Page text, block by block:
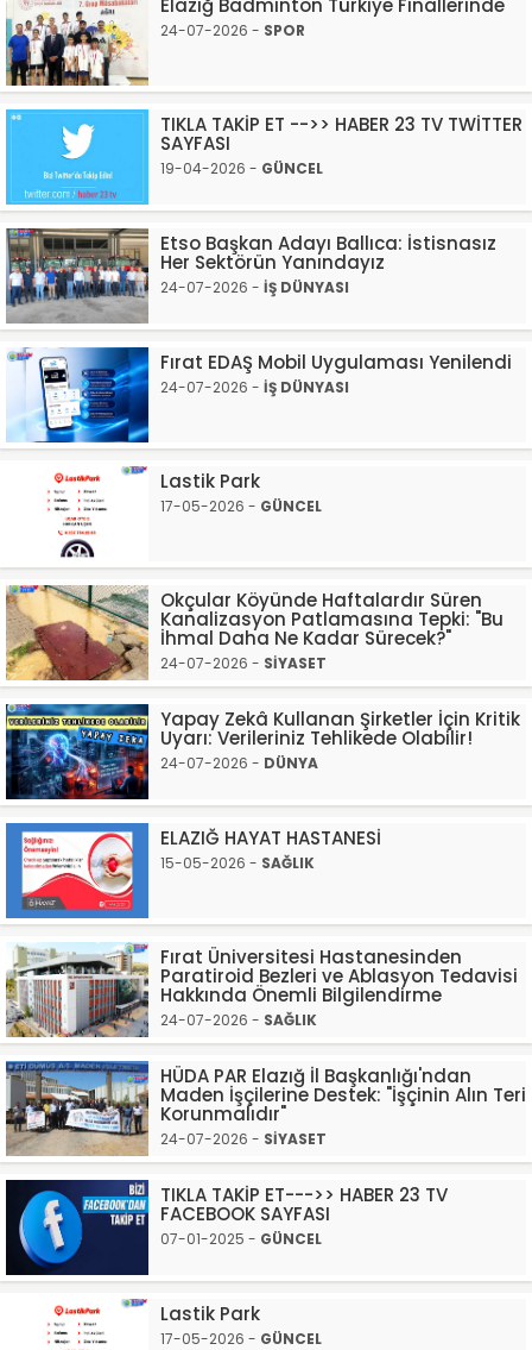
Elazığ Badminton Türkiye Finallerinde
24-07-2026 - SPOR
TIKLA TAKİP ET -->> HABER 23 TV TWİTTER
SAYFASI
19-04-2026 - GÜNCEL
Etso Başkan Adayı Ballıca: İstisnasız
Her Sektörün Yanındayız
24-07-2026 - İŞ DÜNYASI
Fırat EDAŞ Mobil Uygulaması Yenilendi
24-07-2026 - İŞ DÜNYASI
Lastik Park
17-05-2026 - GÜNCEL
Okçular Köyünde Haftalardır Süren
Kanalizasyon Patlamasına Tepki: "Bu
İhmal Daha Ne Kadar Sürecek?"
24-07-2026 - SİYASET
Yapay Zekâ Kullanan Şirketler İçin Kritik
Uyarı: Verileriniz Tehlikede Olabilir!
24-07-2026 - DÜNYA
ELAZIĞ HAYAT HASTANESİ
15-05-2026 - SAĞLIK
Fırat Üniversitesi Hastanesinden
Paratiroid Bezleri ve Ablasyon Tedavisi
Hakkında Önemli Bilgilendirme
24-07-2026 - SAĞLIK
HÜDA PAR Elazığ İl Başkanlığı'ndan
Maden İşçilerine Destek: "İşçinin Alın Teri
Korunmalıdır"
24-07-2026 - SİYASET
TIKLA TAKİP ET--->> HABER 23 TV
FACEBOOK SAYFASI
07-01-2025 - GÜNCEL
Lastik Park
17-05-2026 - GÜNCEL